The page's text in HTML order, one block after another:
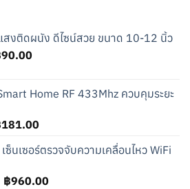
สงติดผนัง ดีไซน์สวย ขนาด 10-12 นิ้ว
90.00Current
฿90.00.
Home RF 433Mhz ควบคุมระยะ
181.00Current
is:
ซ็นเซอร์ตรวจจับความเคลื่อนไหว WiFi
Original
฿960.00Current